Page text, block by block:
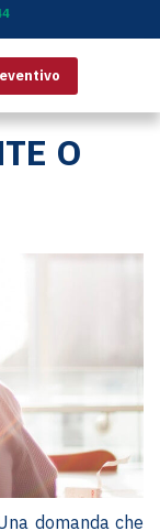
O
domanda che